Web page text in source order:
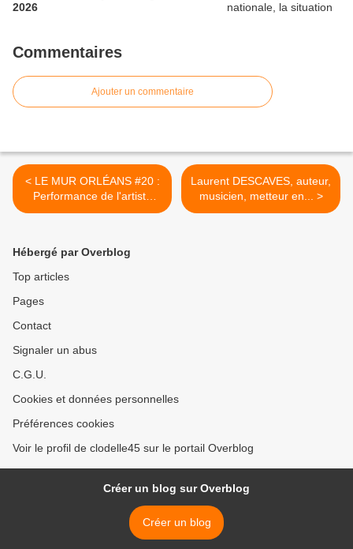
2026
Commentaires
Ajouter un commentaire
< LE MUR ORLÉANS #20 :
Performance de l'artiste
REMY UNO les 30
Laurent DESCAVES, auteur,
musicien, metteur en... >
Hébergé par Overblog
Top articles
Pages
Contact
Signaler un abus
C.G.U.
Cookies et données personnelles
Préférences cookies
Voir le profil de clodelle45 sur le portail Overblog
Créer un blog sur Overblog
Créer un blog